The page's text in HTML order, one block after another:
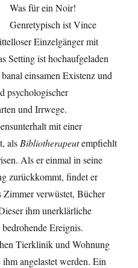
Was für ein Noir!
Genretypisch ist Vince
Einzelgänger mit
Setting ist hochaufgeladen
einsamen Existenz und
psychologischer
und Irrwege.
mit einer
als Bibliotherapeutempfiehlt
Als er einmal in seine
zurückkommt, findet er
Zimmer verwüstet, Bücher
ihm unerklärliche
Ereignis.
Tierklinik und Wohnung
angelastet werden. Ein